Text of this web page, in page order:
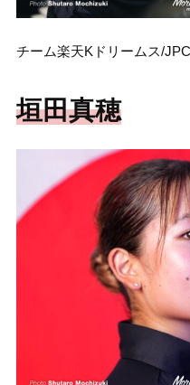
チーム楽天Kドリームス/
垣田真穂